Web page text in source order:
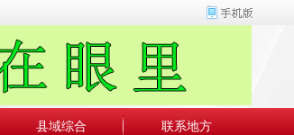
县域综合 联系地方